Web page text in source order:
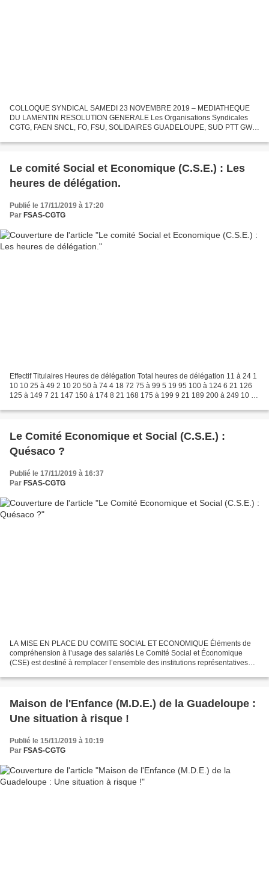
COLLOQUE SYNDICAL SAMEDI 23 NOVEMBRE 2019 – MEDIATHEQUE
DU LAMENTIN RESOLUTION GENERALE Les Organisations Syndicales
CGTG, FAEN SNCL, FO, FSU, SOLIDAIRES GUADELOUPE, SUD PTT GWA,
2019, Considérant...
Le comité Social et Economique (C.S.E.) : Les
heures de délégation.
Publié le 17/11/2019 à 17:20
Par FSAS-CGTG
Effectif Titulaires Heures de délégation Total heures de délégation 11 à 24 1
10 10 25 à 49 2 10 20 50 à 74 4 18 72 75 à 99 5 19 95 100 à 124 6 21 126
125 à 149 7 21 147 150 à 174 8 21 168 175 à 199 9 21 189 200 à 249 10 22
Le Comité Economique et Social (C.S.E.) :
Quésaco ?
Publié le 17/11/2019 à 16:37
Par FSAS-CGTG
LA MISE EN PLACE DU COMITE SOCIAL ET ECONOMIQUE Éléments de
compréhension à l’usage des salariés Le Comité Social et Économique
(CSE) est destiné à remplacer l’ensemble des institutions représentatives
Maison de l'Enfance (M.D.E.) de la Guadeloupe :
Une situation à risque !
Publié le 15/11/2019 à 10:19
Par FSAS-CGTG